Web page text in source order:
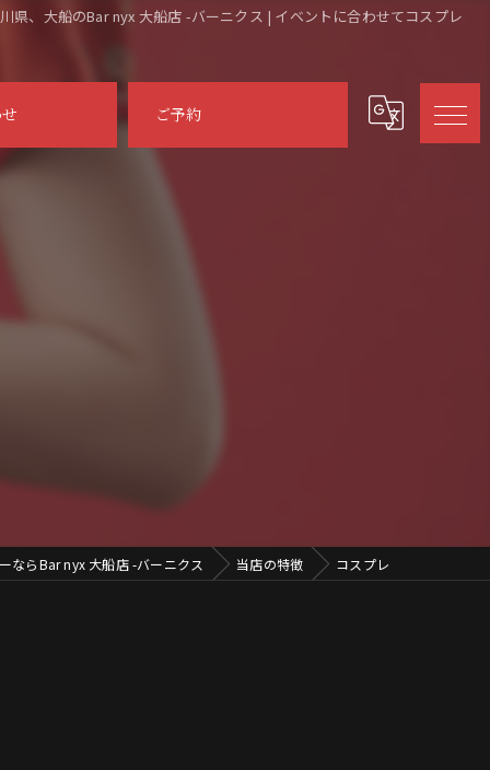
県、大船のBar nyx 大船店 -バーニクス | イベントに合わせてコスプレ
ご予約
ならBar nyx 大船店 -バーニクス 当店の特徴 コスプレ